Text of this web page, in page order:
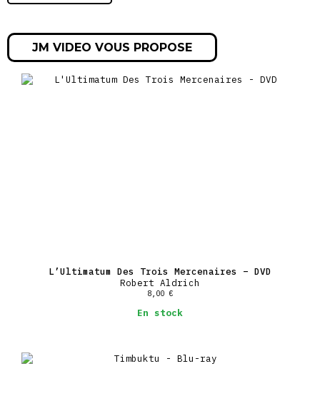
JM VIDEO VOUS PROPOSE
L’Ultimatum Des Trois Mercenaires – DVD
Robert Aldrich
8,00 €
En stock